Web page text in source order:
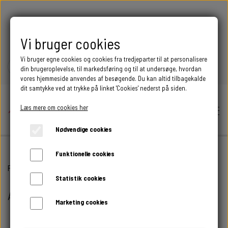
Shop
Forside
ANDRE MÆRKEDAGE
Vi bruger cookies
Vi bruger egne cookies og cookies fra tredjeparter til at personalisere
din brugeroplevelse, til markedsføring og til at undersøge, hvordan
vores hjemmeside anvendes af besøgende. Du kan altid tilbagekalde
dit samtykke ved at trykke på linket 'Cookies' nederst på siden.
Læs mere om cookies her
Nødvendige cookies
Funktionelle cookies
Statistik cookies
Marketing cookies